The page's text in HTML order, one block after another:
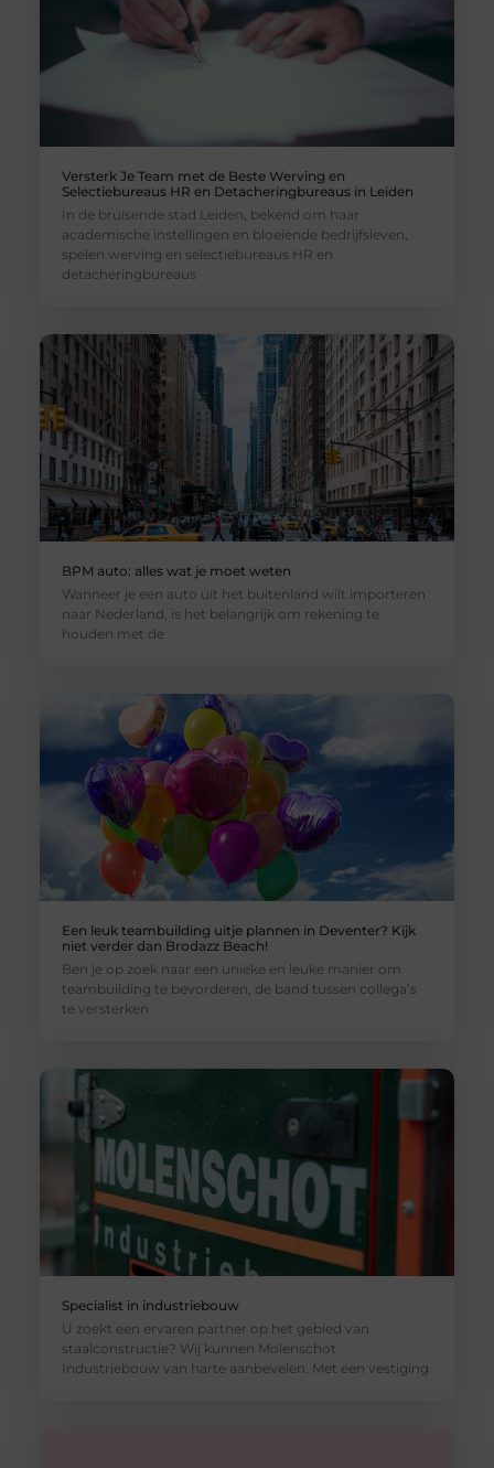
Versterk Je Team met de Beste Werving en
Selectiebureaus HR en Detacheringbureaus in Leiden
In de bruisende stad Leiden, bekend om haar
academische instellingen en bloeiende bedrijfsleven,
spelen werving en selectiebureaus HR en
detacheringbureaus
BPM auto: alles wat je moet weten
Wanneer je een auto uit het buitenland wilt importeren
naar Nederland, is het belangrijk om rekening te
houden met de
Een leuk teambuilding uitje plannen in Deventer? Kijk
niet verder dan Brodazz Beach!
Ben je op zoek naar een unieke en leuke manier om
teambuilding te bevorderen, de band tussen collega’s
te versterken
Specialist in industriebouw
U zoekt een ervaren partner op het gebied van
staalconstructie? Wij kunnen Molenschot
Industriebouw van harte aanbevelen. Met een vestiging